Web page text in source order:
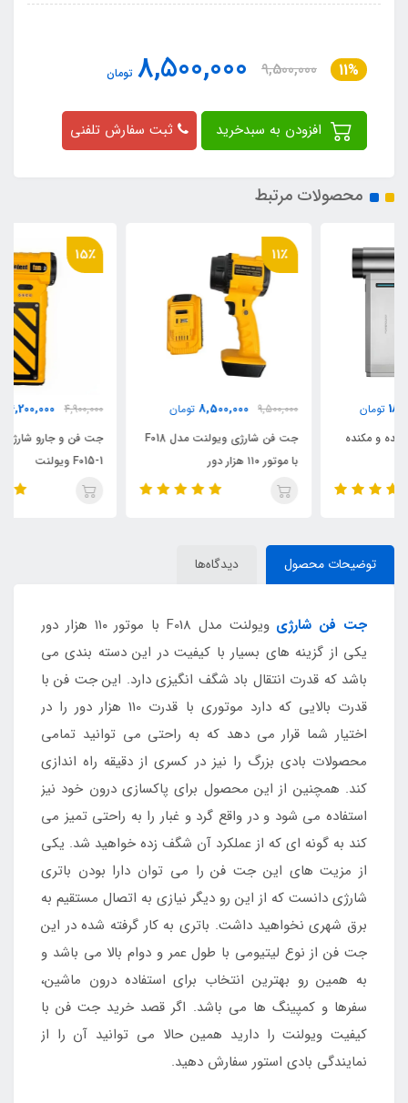
11%
9,500,000
8,500,000 تومان
ثبت سفارش تلفنی
محصولات مرتبط
11٪
9,500,000
8,500,000 تومان
جت فن شارژی ویولنت مدل F018
4,900,000
4,200,000 تومان
جت فن و جارو شارژی دو کاره مدل
توضیحات محصول دیدگاه‌ها
جت فن شارژی
ویولنت مدل F018 با موتور ۱۱۰ هزار دور
یکی از گزینه های بسیار با کیفیت در این دسته بندی می
باشد که قدرت انتقال باد شگف انگیزی دارد. این جت فن با
قدرت بالایی که دارد موتوری با قدرت 110 هزار دور را در
اختیار شما قرار می دهد که به راحتی می توانید تمامی
محصولات بادی بزرگ را نیز در کسری از دقیقه راه اندازی
کند. همچنین از این محصول برای پاکسازی درون خود نیز
استفاده می شود و در واقع گرد و غبار را به راحتی تمیز می
کند به گونه ای که از عملکرد آن شگف زده خواهید شد. یکی
از مزیت های این جت فن را می توان دارا بودن باتری
شارژی دانست که از این رو دیگر نیازی به اتصال مستقیم به
برق شهری نخواهید داشت. باتری به کار گرفته شده در این
جت فن از نوع لیتیومی با طول عمر و دوام بالا می باشد و
به همین رو بهترین انتخاب برای استفاده درون ماشین،
سفرها و کمپینگ ها می باشد. اگر قصد خرید جت فن با
کیفیت ویولنت را دارید همین حالا می توانید آن را از
نمایندگی بادی استور سفارش دهید.